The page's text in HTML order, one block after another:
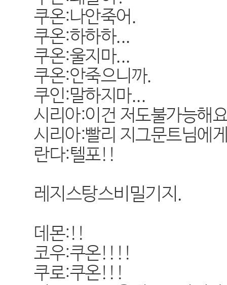
쿠온:나안죽어.
쿠온:하하하...
쿠온:울지마...
쿠온:안죽으니까.
쿠인:말하지마...
시리아:이건 저도불가능해
시리아:빨리 지그문트님에
란다:텔포!!
레지스탕스비밀기지.
데몬:!!
코우:쿠온!!!!
쿠로:쿠온!!!